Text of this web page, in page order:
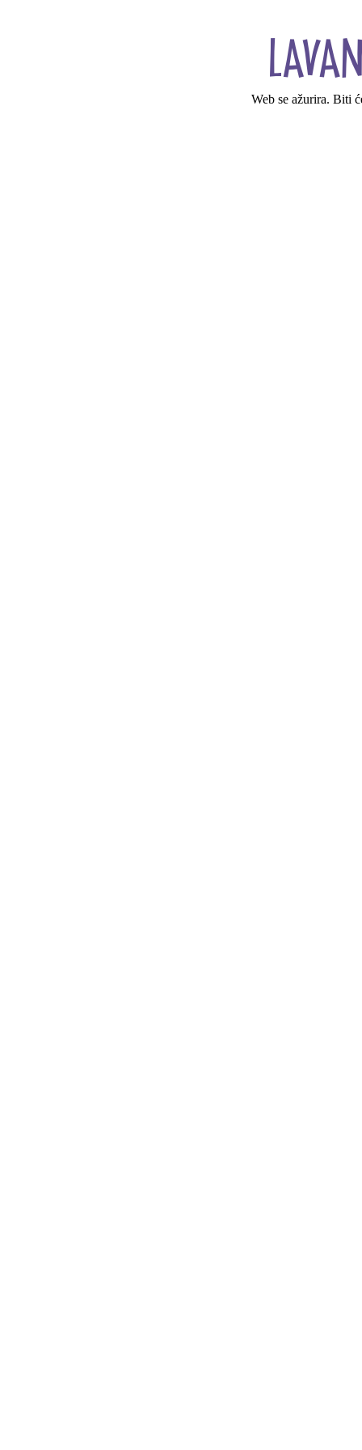
Web se ažurira. Biti